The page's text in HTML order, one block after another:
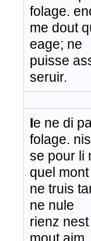
folage.
me dout
eage; ne
puisse
seruir.
Ie ne di
folage. nis
se pour li
quel mont
ne truis
ne nule
rienz